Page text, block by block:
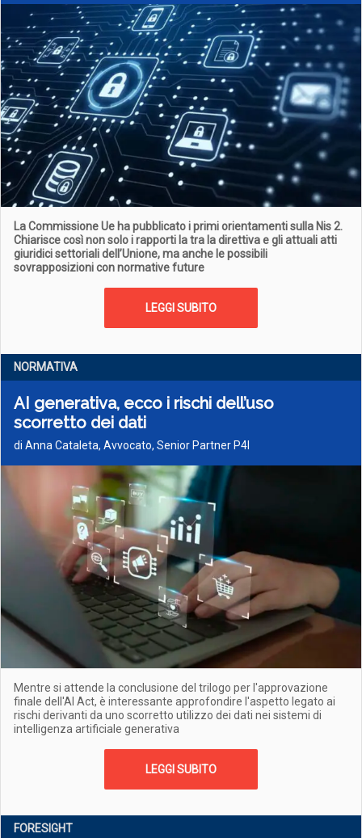
La Commissione Ue ha pubblicato i primi orientamenti sulla Nis 2.
Chiarisce così non solo i rapporti la tra la direttiva e gli attuali atti
giuridici settoriali dell’Unione, ma anche le possibili
sovrapposizioni con normative future
LEGGI SUBITO
NORMATIVA
AI generativa, ecco i rischi dell’uso
scorretto dei dati
di Anna Cataleta, Avvocato, Senior Partner P4I
Mentre si attende la conclusione del trilogo per l'approvazione
finale dell'AI Act, è interessante approfondire l'aspetto legato ai
rischi derivanti da uno scorretto utilizzo dei dati nei sistemi di
intelligenza artificiale generativa
LEGGI SUBITO
FORESIGHT